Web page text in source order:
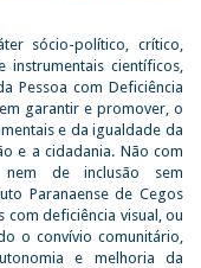
sócio-político, crítico,
instrumentais científicos,
Pessoa com Deficiência
garantir e promover, o
e da igualdade da
e a cidadania. Não com
de inclusão sem
Paranaense de Cegos
com deficiência visual, ou
o convívio comunitário,
e melhoria da